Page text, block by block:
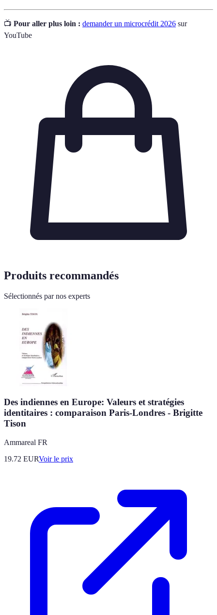
📺 Pour aller plus loin : demander un microcrédit 2026 sur
YouTube
Produits recommandés
Sélectionnés par nos experts
Des indiennes en Europe: Valeurs et stratégies
identitaires : comparaison Paris-Londres - Brigitte
Tison
Ammareal FR
19.72 EURVoir le prix